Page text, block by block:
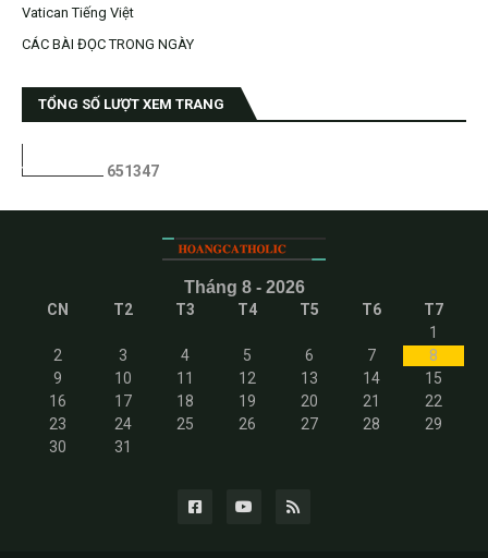
Vatican Tiếng Việt
CÁC BÀI ĐỌC TRONG NGÀY
TỔNG SỐ LƯỢT XEM TRANG
651347
Tháng 8 - 2026
CN T2 T3 T4 T5 T6
T7
1
2
3 4 5 6 7
8
9
10 11 12 13 14
15
16
17 18 19 20 21
22
23
24 25 26 27 28
29
30
31